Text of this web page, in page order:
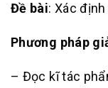
Đề bài: Xác
Phương pháp
– Đọc kĩ tác